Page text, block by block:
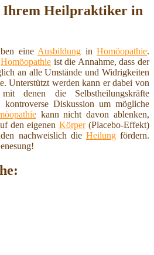
Ihrem Heilpraktiker in
eine Ausbildung in Homöopathie.
Homöopathie ist die Annahme, dass der
an alle Umstände und Widrigkeiten
Unterstützt werden kann er dabei von
denen die Selbstheilungskräfte
Diskussion um mögliche
kann nicht davon ablenken,
den eigenen Körper(Placebo-Effekt)
nachweislich die Heilungfördern.